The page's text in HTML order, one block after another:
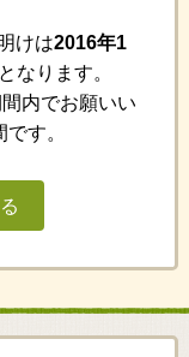
けは2016年1
となります。
内でお願いい
す。